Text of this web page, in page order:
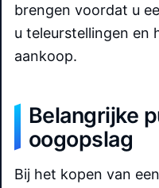
brengen voordat u
u teleurstellingen en
aankoop.
Belangrijke
oogopslag
Bij het kopen van